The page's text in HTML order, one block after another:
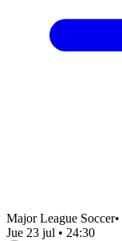
Major League Soccer•
Jue 23 jul • 24:30